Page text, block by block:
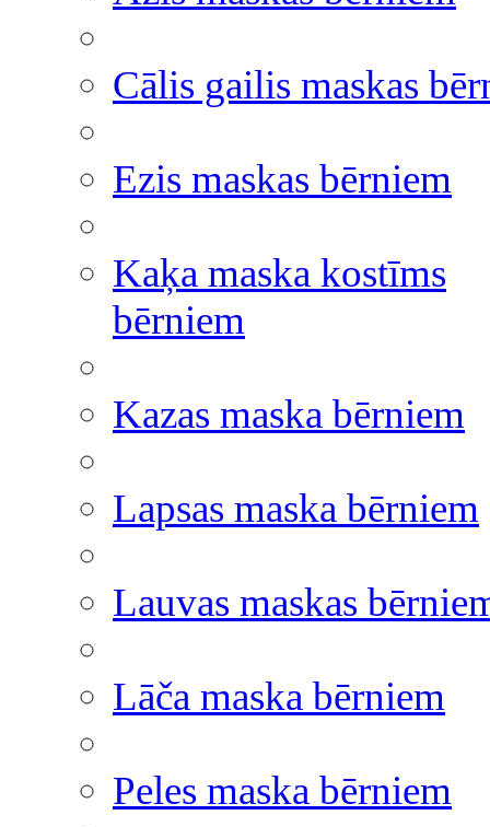
Cālis gailis maskas
Ezis maskas bērniem
Kaķa maska kostīms
bērniem
Kazas maska bērniem
Lapsas maska bērniem
Lauvas maskas
Lāča maska bērniem
Peles maska bērniem